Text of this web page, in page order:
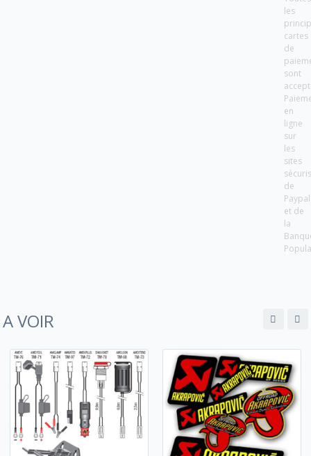
les
cartes
de
sont
en
ligne
sur
les
sites
de
Paypal
et de
la
A VOIR